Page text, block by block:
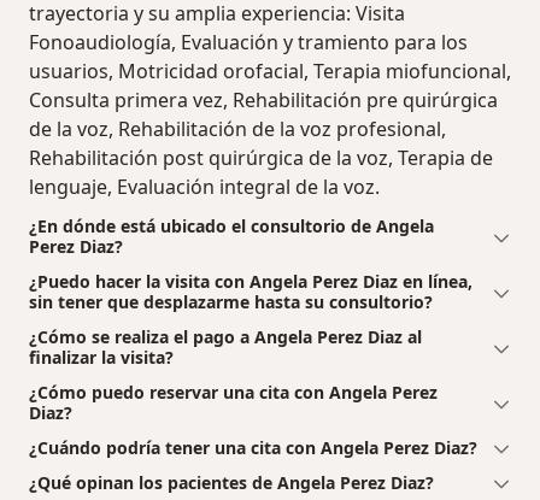
trayectoria y su amplia experiencia: Visita
Fonoaudiología, Evaluación y tramiento para los
usuarios, Motricidad orofacial, Terapia miofuncional,
Consulta primera vez, Rehabilitación pre quirúrgica
de la voz, Rehabilitación de la voz profesional,
Rehabilitación post quirúrgica de la voz, Terapia de
lenguaje, Evaluación integral de la voz.
¿En dónde está ubicado el consultorio de Angela
Perez Diaz?
¿Puedo hacer la visita con Angela Perez Diaz en línea,
sin tener que desplazarme hasta su consultorio?
¿Cómo se realiza el pago a Angela Perez Diaz al
finalizar la visita?
¿Cómo puedo reservar una cita con Angela Perez
Diaz?
¿Cuándo podría tener una cita con Angela Perez Diaz?
¿Qué opinan los pacientes de Angela Perez Diaz?